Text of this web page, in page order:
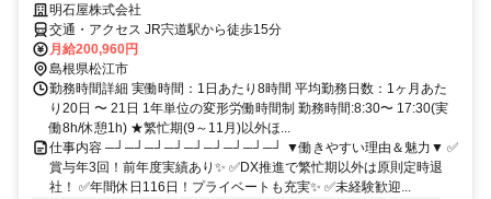
明石屋株式会社
交通・アクセス JR宍道駅から徒歩15分
月給200,960円
島根県松江市
勤務時間詳細 実働時間：1日あたり8時間 平均勤務日数：1ヶ月あた
り20日 〜 21日 1年単位の変形労働時間制 勤務時間:8:30〜 17:30(実
働8h/休憩1h) ★繁忙期(9～11月)以外ほ...
仕事内容 ─┘─┘─┘─┘─┘─┘─┘─┘─┘ ▼働きやすい理由＆魅力▼ ✅
賞与年3回！前年度実績あり✨ ✅DX推進で繁忙期以外は原則定時退
社！ ✅年間休日116日！プライベートも充実✨ ✅未経験歓迎...